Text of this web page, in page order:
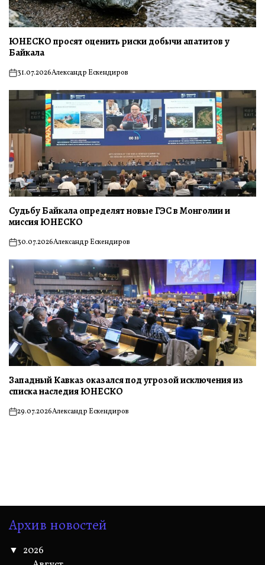
ЮНЕСКО просят оценить риски добычи апатитов у
Байкала
on31.07.2026Александр Ескендиров
Судьбу Байкала определят новые ГЭС в Монголии и
миссия ЮНЕСКО
on30.07.2026Александр Ескендиров
Западный Кавказ оказался под угрозой исключения из
списка наследия ЮНЕСКО
on29.07.2026Александр Ескендиров
Архив новостей
2026